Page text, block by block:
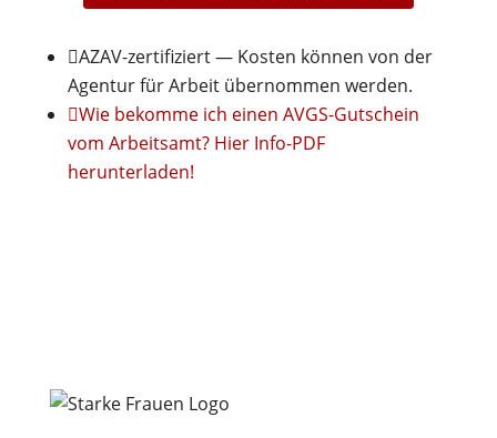
AZAV-zertifiziert — Kosten können von der
Agentur für Arbeit übernommen werden.
Wie bekomme ich einen AVGS-Gutschein
vom Arbeitsamt? Hier Info-PDF
herunterladen!